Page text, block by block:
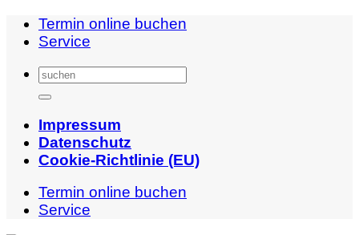
Zum
Inhalt
Termin online buchen
Service
Impressum
Datenschutz
Cookie-Richtlinie (EU)
Termin online buchen
Service